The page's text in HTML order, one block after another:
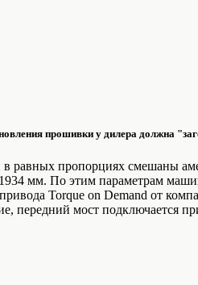
прошивки у дилера должна
равных пропорциях смешаны
мм. По этим параметрам
Torque on Demand от
передний мост подключается